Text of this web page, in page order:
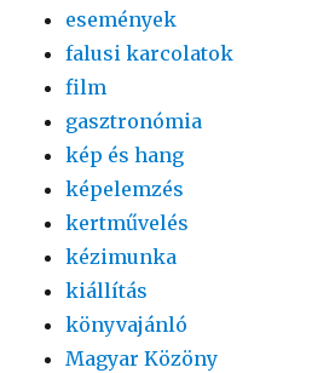
események
falusi karcolatok
film
gasztronómia
kép és hang
képelemzés
kertművelés
kézimunka
kiállítás
könyvajánló
Magyar Közöny